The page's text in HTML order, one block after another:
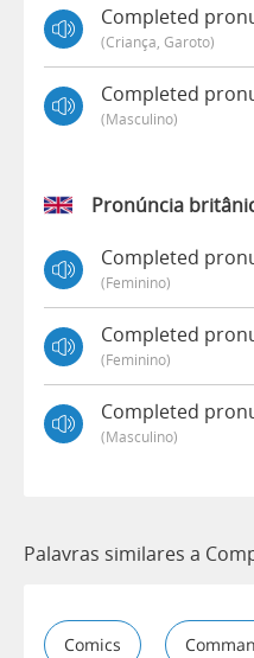
Completed
(criança, Garoto)
Completed
(masculino)
Pronúncia
Completed
(feminino)
Completed
(feminino)
Completed
(masculino)
Palavras similares a
Comics